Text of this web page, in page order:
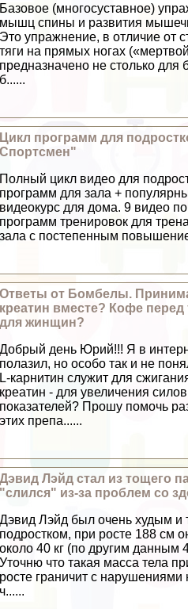
Базовое (многосуставное)
мышц спины и развития
Это упражнение, в отличие от
тяги на прямых ногах
предназначено не столько для
б......
Цикл программ для
Спортсмен"
Полный цикл видео для
программ для зала +
видеокурс для дома. 9 видео
программ тренировок для
зала с постепенным
Ответы от Бомбелы.
креатин вместе? Кофе
для жинщин?
Добрый день Юрий!!! Я в
полазил, но особо так и не
L-карнитин служит для
креатин - для увеличения
показателей? Прошу помочь
этих препа......
Дэвид Лэйд стал из тощего
"слился" из-за проблем со
Дэвид Лэйд был очень худым и
подростком, при росте 188 см
около 40 кг (по другим данным
Уточню что такая масса тела
росте граничит с нарушениями
ч......